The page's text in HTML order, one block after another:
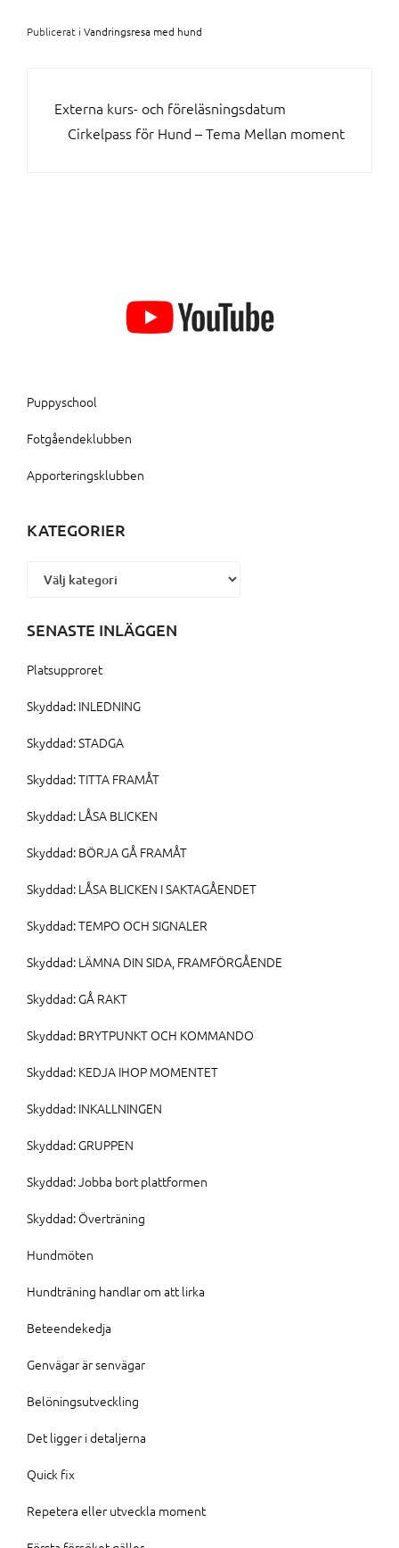
Publicerat i Vandringsresa med hund
INLÄGGSNAVIGERING
Externa kurs- och föreläsningsdatum
Cirkelpass för Hund – Tema Mellan moment
Puppyschool
Fotgåendeklubben
Apporteringsklubben
KATEGORIER
Kategorier
SENASTE INLÄGGEN
Platsupproret
Skyddad: INLEDNING
Skyddad: STADGA
Skyddad: TITTA FRAMÅT
Skyddad: LÅSA BLICKEN
Skyddad: BÖRJA GÅ FRAMÅT
Skyddad: LÅSA BLICKEN I SAKTAGÅENDET
Skyddad: TEMPO OCH SIGNALER
Skyddad: LÄMNA DIN SIDA, FRAMFÖRGÅENDE
Skyddad: GÅ RAKT
Skyddad: BRYTPUNKT OCH KOMMANDO
Skyddad: KEDJA IHOP MOMENTET
Skyddad: INKALLNINGEN
Skyddad: GRUPPEN
Skyddad: Jobba bort plattformen
Skyddad: Överträning
Hundmöten
Hundträning handlar om att lirka
Beteendekedja
Genvägar är senvägar
Belöningsutveckling
Det ligger i detaljerna
Quick fix
Repetera eller utveckla moment